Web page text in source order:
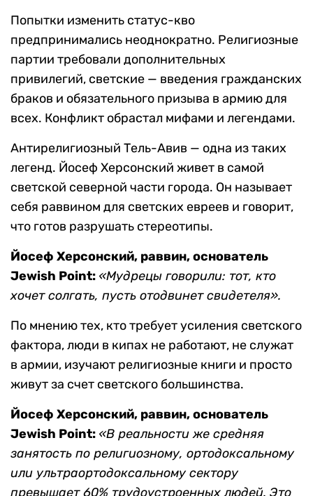
Попытки изменить статус-кво
предпринимались неоднократно. Религиозные
партии требовали дополнительных
привилегий, светские — введения гражданских
браков и обязательного призыва в армию для
всех. Конфликт обрастал мифами и легендами.
Антирелигиозный Тель-Авив — одна из таких
легенд. Йосеф Херсонский живет в самой
светской северной части города. Он называет
себя раввином для светских евреев и говорит,
что готов разрушать стереотипы.
Йосеф Херсонский, раввин, основатель
Jewish Point: «Мудрецы говорили: тот, кто
хочет солгать, пусть отодвинет свидетеля».
По мнению тех, кто требует усиления светского
фактора, люди в кипах не работают, не служат
в армии, изучают религиозные книги и просто
живут за счет светского большинства.
Йосеф Херсонский, раввин, основатель
Jewish Point: «В реальности же средняя
занятость по религиозному, ортодоксальному
или ультраортодоксальному сектору
превышает 60% трудоустроенных людей. Это